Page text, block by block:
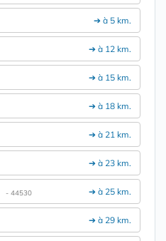
➔ à 5 km.
➔ à 12 km.
➔ à 15 km.
➔ à 18 km.
➔ à 21 km.
➔ à 23 km.
➔ à 25 km.
- 44530
➔ à 29 km.